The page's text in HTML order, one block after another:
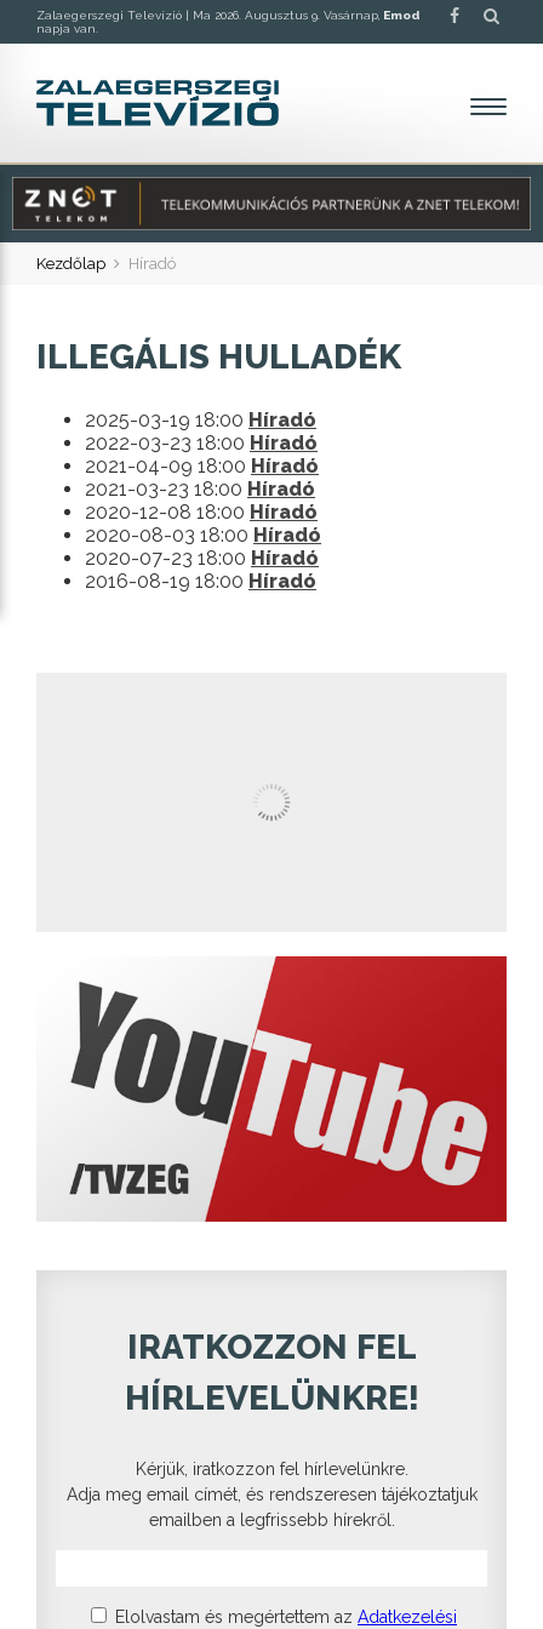
Zalaegerszegi Televízió | Ma 2026. Augusztus 9. Vasárnap, Emod
napja van.
Kezdőlap Híradó
ILLEGÁLIS HULLADÉK
2025-03-19 18:00 Híradó
2022-03-23 18:00 Híradó
2021-04-09 18:00 Híradó
2021-03-23 18:00 Híradó
2020-12-08 18:00 Híradó
2020-08-03 18:00 Híradó
2020-07-23 18:00 Híradó
2016-08-19 18:00 Híradó
IRATKOZZON FEL
HÍRLEVELÜNKRE!
Kérjük, iratkozzon fel hírlevelünkre.
Adja meg email címét, és rendszeresen tájékoztatjuk
emailben a legfrissebb hírekről.
Elolvastam és megértettem az Adatkezelési